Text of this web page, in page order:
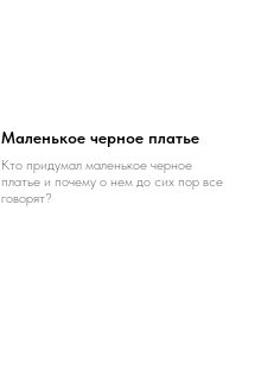
Маленькое черное платье
Кто придумал маленькое черное
платье и почему о нем до сих пор все
говорят?